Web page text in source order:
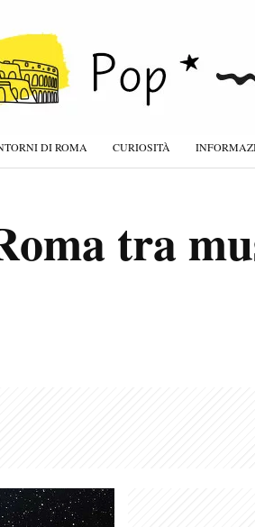
DI ROMA CURIOSITÀ
tra